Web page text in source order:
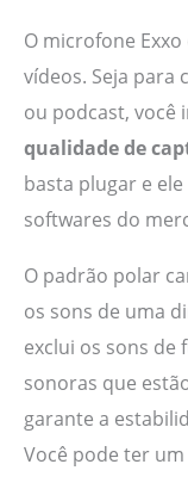
O microfone
vídeos. Seja para
ou podcast, você
qualidade de
basta plugar e
softwares do
O padrão polar
os sons de uma
exclui os sons de
sonoras que
garante a
Você pode ter